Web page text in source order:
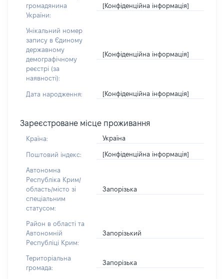
громадянина
України:
[Конфіденційна інформація]
Унікальний номер
запису в Єдиному
державному
демографічному
реєстрі (за
наявності):
[Конфіденційна інформація]
Дата народження: [Конфіденційна інформація]
Зареєстроване місце проживання
Країна: Україна
Поштовий індекс: [Конфіденційна інформація]
Автономна
Республіка Крим/
область/місто зі
спеціальним
статусом:
Запорізька
Район в області та
Автономній
Республіці Крим:
Запорізький
Територіальна
громада:
Запорізька